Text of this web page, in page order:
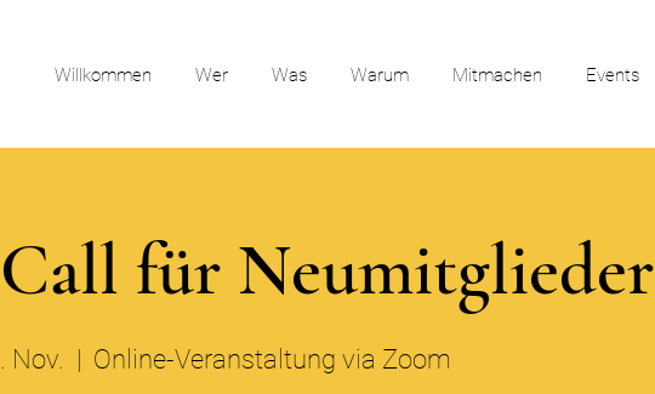
Willkommen Wer Was Warum Mitmachen Events
für Neumitglieder
Nov.
  |
Online-Veranstaltung via Zoom